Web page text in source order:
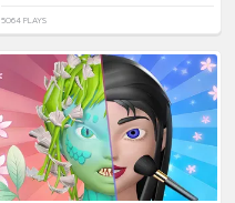
5064 PLAYS